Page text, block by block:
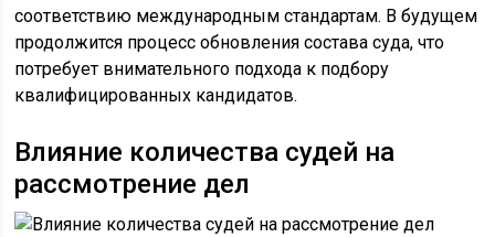
соответствию международным стандартам. В будущем
продолжится процесс обновления состава суда, что
потребует внимательного подхода к подбору
квалифицированных кандидатов.
Влияние количества судей на
рассмотрение дел